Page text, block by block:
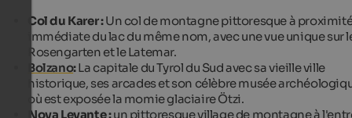
Col du Karer :Un col de montagne pittoresque à
immédiate du lac du même nom, avec une vue unique sur
Rosengarten et le Latemar.
Bolzano:La capitale du Tyrol du Sud avec sa vieille ville
historique, ses arcades et son célèbre musée
où est exposée la momie glaciaire Ötzi.
Nova Levante :un pittoresque village de montagne à